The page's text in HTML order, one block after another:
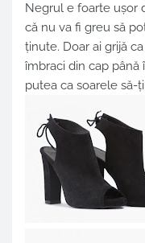
Negrul e foarte ușor
că nu va fi greu să
ținute. Doar ai grijă
îmbraci din cap până
putea ca soarele să-